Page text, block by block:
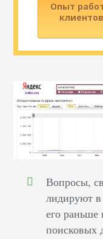
Опыт
Вопросы,
лидируют в
его
поисковых